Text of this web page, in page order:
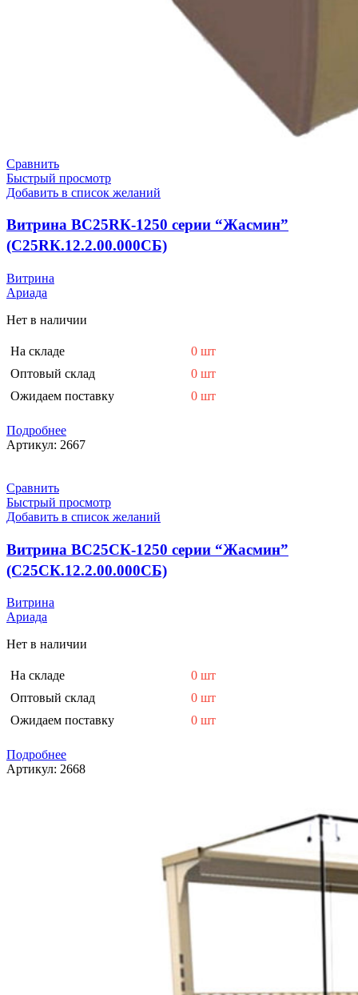
Сравнить
Быстрый просмотр
Добавить в список желаний
Витрина ВС25RК-1250 серии “Жасмин”
(С25RК.12.2.00.000СБ)
Витрина
Ариада
Нет в наличии
На складе
0 шт
Оптовый склад
0 шт
Ожидаем поставку
0 шт
Подробнее
Артикул: 2667
Сравнить
Быстрый просмотр
Добавить в список желаний
Витрина ВС25СК-1250 серии “Жасмин”
(С25СК.12.2.00.000СБ)
Витрина
Ариада
Нет в наличии
На складе
0 шт
Оптовый склад
0 шт
Ожидаем поставку
0 шт
Подробнее
Артикул: 2668